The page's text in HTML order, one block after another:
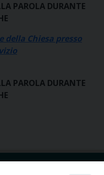
PAROLA DURANTE
della Chiesa presso
PAROLA DURANTE